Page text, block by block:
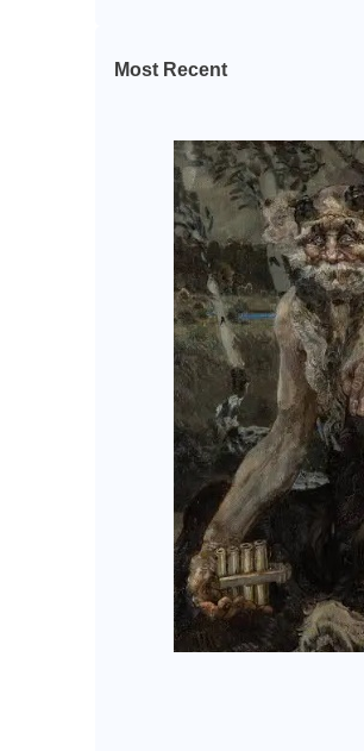
Most Recent